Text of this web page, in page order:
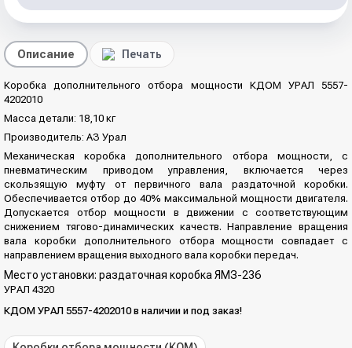
Описание Печать
Коробка дополнительного отбора мощности КДОМ УРАЛ 5557-
4202010
Масса детали: 18,10 кг
Производитель: АЗ Урал
Механическая коробка дополнительного отбора мощности, с
пневматическим приводом управления, включается через
скользящую муфту от первичного вала раздаточной коробки.
Обеспечивается отбор до 40% максимальной мощности двигателя.
Допускается отбор мощности в движении с соответствующим
снижением тягово-­динамических качеств. Направление вращения
вала коробки дополнительного отбора мощности совпадает с
направлением вращения выходного вала коробки передач.
Место установки: раздаточная коробка ЯМЗ-236
УРАЛ 4320
КДОМ УРАЛ 5557-4202010 в наличии и под заказ!